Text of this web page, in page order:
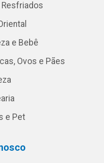
e Bebê
Ovos e Pães
e Pet